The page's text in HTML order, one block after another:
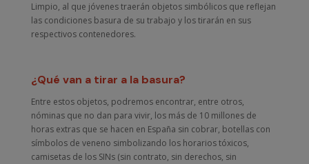
Limpio, al que jóvenes traerán objetos simbólicos que reflejan
las condiciones basura de su trabajo y los tirarán en sus
respectivos contenedores.
¿Qué van a tirar a la basura?
Entre estos objetos, podremos encontrar, entre otros,
nóminas que no dan para vivir, los más de 10 millones de
horas extras que se hacen en España sin cobrar, botellas con
símbolos de veneno simbolizando los horarios tóxicos,
camisetas de los SINs (sin contrato, sin derechos, sin